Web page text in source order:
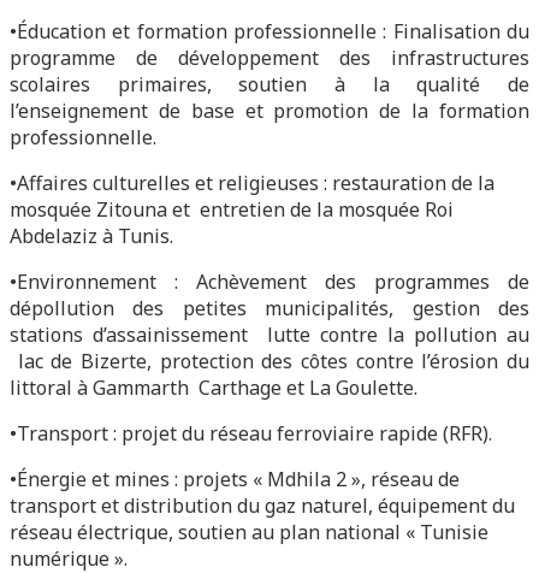
•Éducation et formation professionnelle : Finalisation du
programme de développement des infrastructures
scolaires primaires, soutien à la qualité de
l’enseignement de base et promotion de la formation
professionnelle.
•Affaires culturelles et religieuses : restauration de la
mosquée Zitouna et entretien de la mosquée Roi
Abdelaziz à Tunis.
•Environnement : Achèvement des programmes de
dépollution des petites municipalités, gestion des
stations d’assainissement lutte contre la pollution au
lac de Bizerte, protection des côtes contre l’érosion du
littoral à Gammarth Carthage et La Goulette.
•Transport : projet du réseau ferroviaire rapide (RFR).
•Énergie et mines : projets « Mdhila 2 », réseau de
transport et distribution du gaz naturel, équipement du
réseau électrique, soutien au plan national « Tunisie
numérique ».